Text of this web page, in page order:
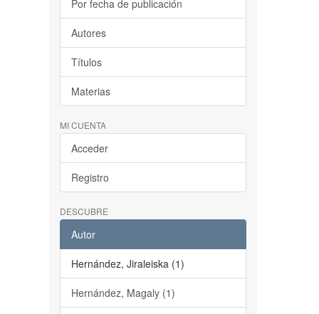
Por fecha de publicación
Autores
Títulos
Materias
MI CUENTA
Acceder
Registro
DESCUBRE
Autor
Hernández, Jiraleiska (1)
Hernández, Magaly (1)